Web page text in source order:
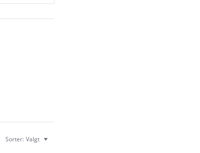
Sorter: Valgt